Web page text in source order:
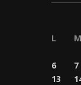
L
M
6
7
13